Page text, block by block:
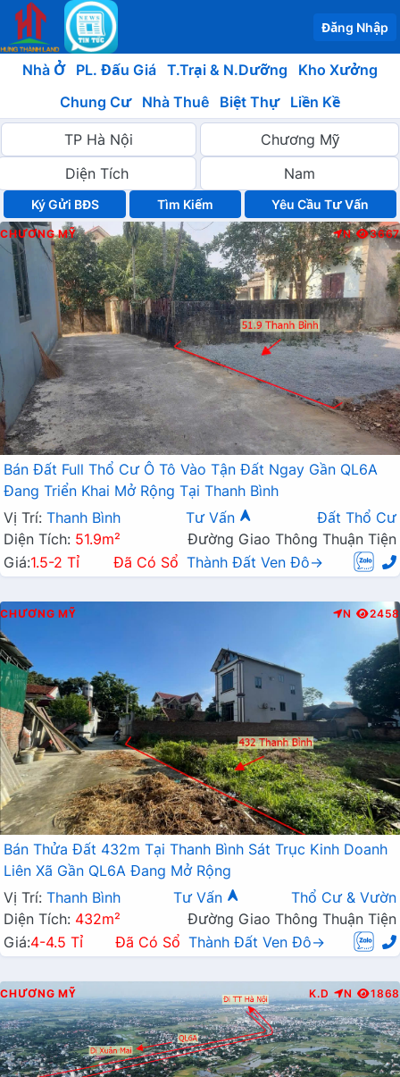
Đăng Nhập
Nhà Ở PL. Đấu Giá T.Trại & N.Dưỡng
Kho Xưởng
Chung Cư
Nhà Thuê Biệt Thự Liền Kề
Ký Gửi BĐS Yêu Cầu Tư Vấn
CHƯƠNG MỸ N 3667
Bán Đất Full Thổ Cư Ô Tô Vào Tận Đất Ngay Gần QL6A
Đang Triển Khai Mở Rộng Tại Thanh Bình
Vị Trí: Thanh Bình Tư Vấn
Đất Thổ Cư
Diện Tích: 51.9m²
Đường Giao Thông Thuận Tiện
Giá:1.5-2 Tỉ Đã Có Sổ Thành Đất Ven Đô→
CHƯƠNG MỸ N 2458
Bán Thửa Đất 432m Tại Thanh Bình Sát Trục Kinh Doanh
Liên Xã Gần QL6A Đang Mở Rộng
Vị Trí: Thanh Bình Tư Vấn
Thổ Cư & Vườn
Diện Tích: 432m²
Đường Giao Thông Thuận Tiện
Giá:4-4.5 Tỉ Đã Có Sổ Thành Đất Ven Đô→
CHƯƠNG MỸ K.D N 1868